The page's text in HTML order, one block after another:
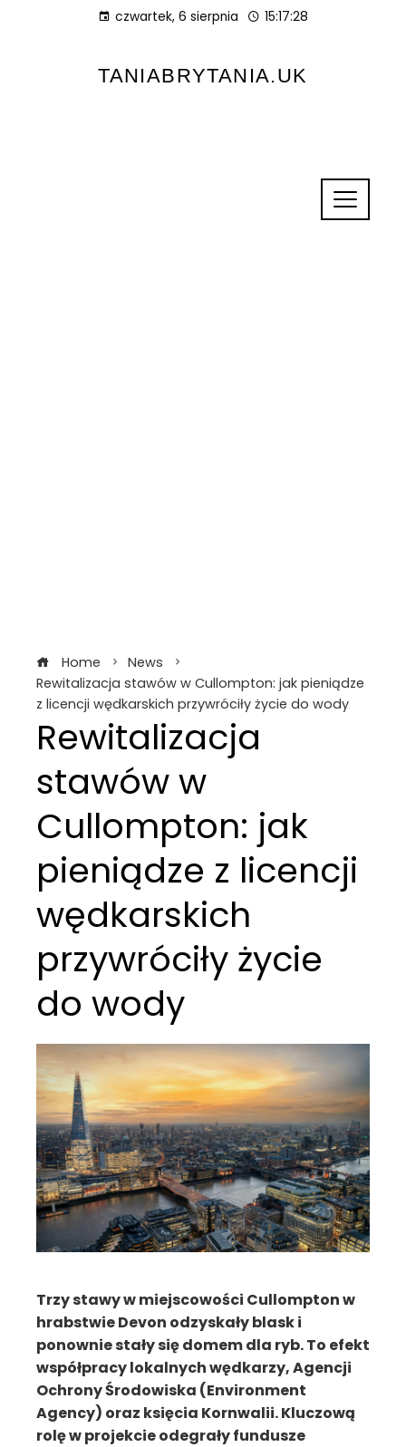
czwartek, 6 sierpnia 15:17:28
TANIABRYTANIA.UK
Home
News
Rewitalizacja stawów w Cullompton: jak pieniądze
z licencji wędkarskich przywróciły życie do wody
Rewitalizacja
stawów w
Cullompton: jak
pieniądze z licencji
wędkarskich
przywróciły życie
do wody
Trzy stawy w miejscowości Cullompton w
hrabstwie Devon odzyskały blask i
ponownie stały się domem dla ryb. To efekt
współpracy lokalnych wędkarzy, Agencji
Ochrony Środowiska (Environment
Agency) oraz księcia Kornwalii. Kluczową
rolę w projekcie odegrały fundusze